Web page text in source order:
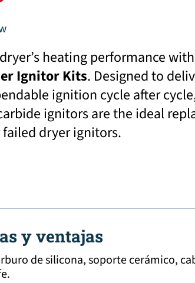
heating performance
Ignitor Kits. Designed to
ignition cycle after
ignitors are the ideal
dryer ignitors.
y ventajas
de silicona, soporte cerámico,